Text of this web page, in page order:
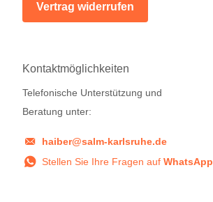
Vertrag widerrufen
Kontaktmöglichkeiten
Telefonische Unterstützung und
Beratung unter:
haiber@salm-karlsruhe.de
Stellen Sie Ihre Fragen auf WhatsApp